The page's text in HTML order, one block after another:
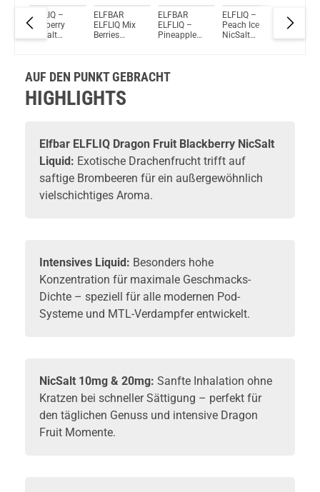
Du willst Kröten sparen?
Schau mal hier!
Suorin Ace 2ml 1000mAh Pod Kit Weiss
ELFLIQ –
Blueberry
NicSalt
ELFBAR
ELFLIQ Mix
Berries
ELFBAR
ELFLIQ –
Pineapple
Liquid
ELFLIQ –
Peach Ice
NicSalt
ELFBAR
ELFLIQ
AUF DEN PUNKT GEBRACHT
HIGHLIGHTS
Elfbar ELFLIQ Dragon Fruit Blackberry NicSalt
Liquid: Exotische Drachenfrucht trifft auf
saftige Brombeeren für ein außergewöhnlich
vielschichtiges Aroma.
Intensives Liquid: Besonders hohe
Konzentration für maximale Geschmacks-
Dichte – speziell für alle modernen Pod-
Systeme und MTL-Verdampfer entwickelt.
NicSalt 10mg & 20mg: Sanfte Inhalation ohne
Kratzen bei schneller Sättigung – perfekt für
den täglichen Genuss und intensive Dragon
Fruit Momente.